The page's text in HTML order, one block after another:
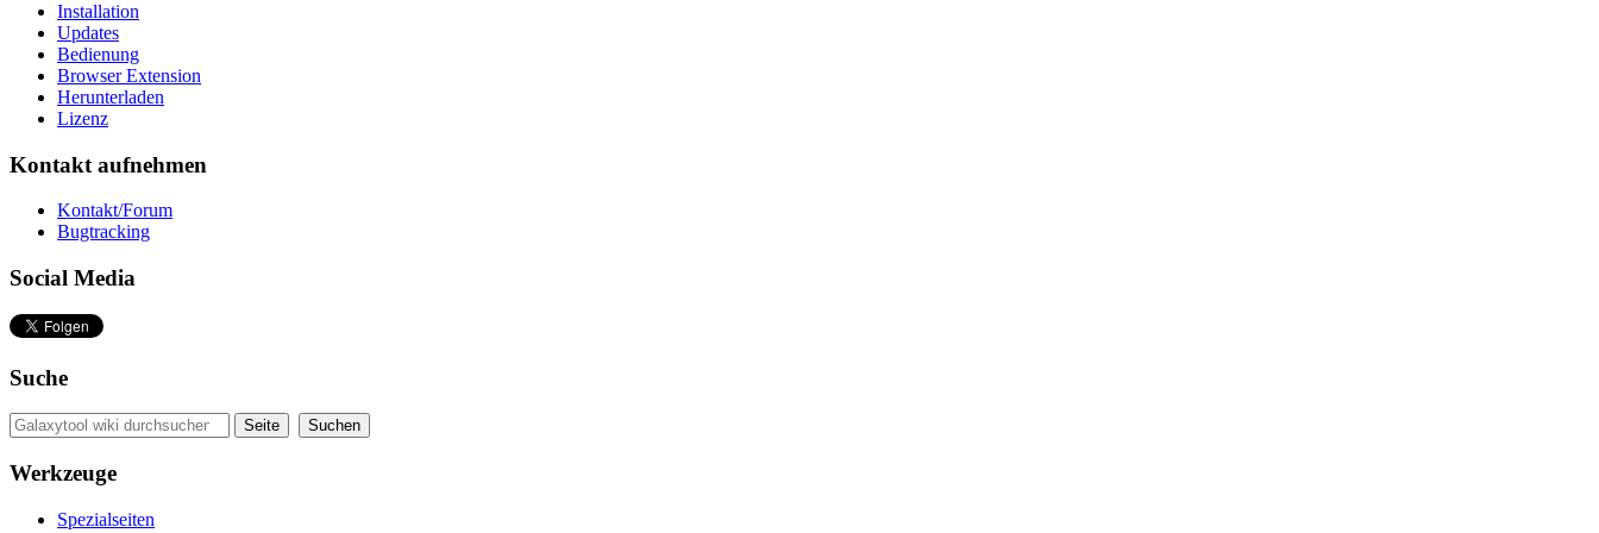
Installation
Updates
Bedienung
Browser Extension
Herunterladen
Lizenz
Kontakt aufnehmen
Kontakt/Forum
Bugtracking
Social Media
Suche
Werkzeuge
Spezialseiten